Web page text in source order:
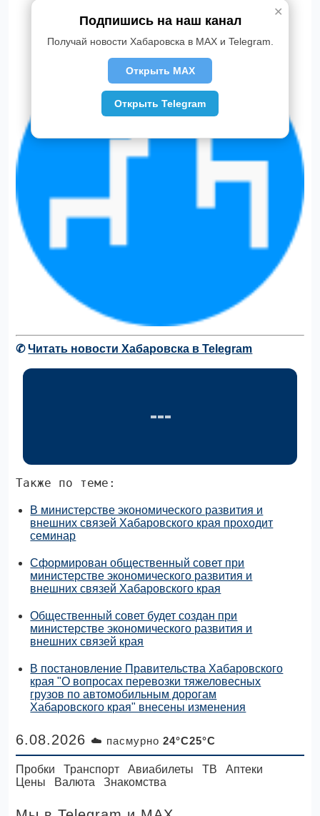
✆Читать новости Хабаровска в Telegram
Также по теме:
В министерстве экономического развития и
внешних связей Хабаровского края проходит
семинар
Сформирован общественный совет при
министерстве экономического развития и
внешних связей Хабаровского края
Общественный совет будет создан при
министерстве экономического развития и
внешних связей края
В постановление Правительства Хабаровского
края "О вопросах перевозки тяжеловесных
грузов по автомобильным дорогам
Хабаровского края" внесены изменения
✕
Подпишись на наш канал
Получай новости Хабаровска в MAX и Telegram.
Открыть MAX
Открыть Telegram
6.08.2026 ☁️ пасмурно24°C25°C
Пробки Транспорт Авиабилеты ТВ
Аптеки
Цены
Валюта Знакомства